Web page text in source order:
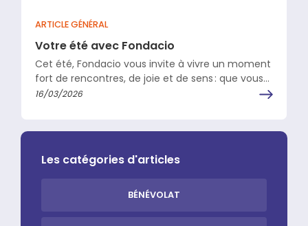
ARTICLE GÉNÉRAL
Votre été avec Fondacio
Cet été, Fondacio vous invite à vivre un moment
fort de rencontres, de joie et de sens : que vous
soyez…
16/03/2026
Les catégories d'articles
BÉNÉVOLAT